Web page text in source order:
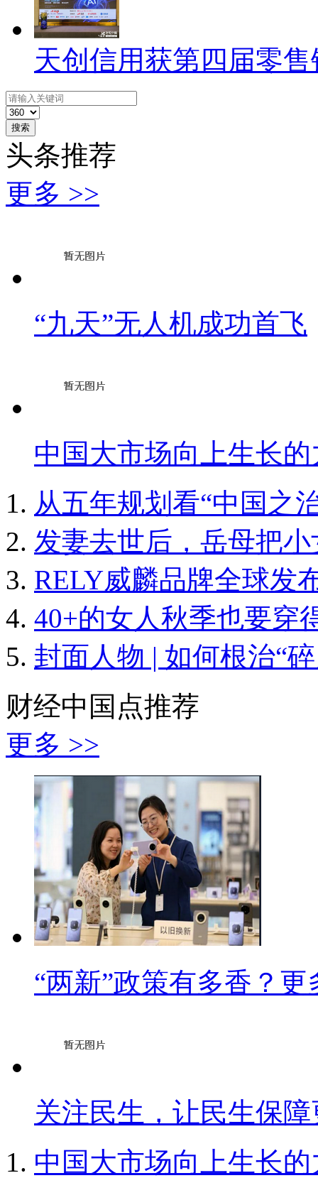
天创信用获第四届零
搜索
头条推荐
更多 >>
“九天”无人机成功首飞
中国大市场向上生长
从五年规划看“中国之
发妻去世后，岳母把
RELY威麟品牌全球发
40+的女人秋季也要穿
封面人物 | 如何根治“
财经中国点推荐
更多 >>
“两新”政策有多香？
关注民生，让民生保
中国大市场向上生长